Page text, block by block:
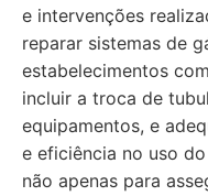
e intervenções
reparar sistemas de
estabelecimentos
incluir a troca de
equipamentos, e
e eficiência no uso
não apenas para